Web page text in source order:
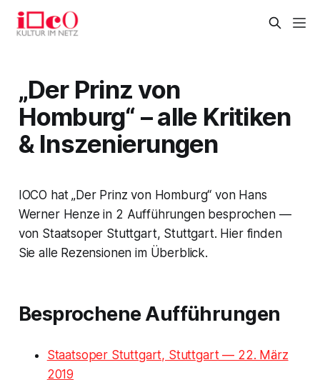
„Der Prinz von
Homburg“ – alle Kritiken
& Inszenierungen
IOCO hat „Der Prinz von Homburg“ von Hans
Werner Henze in 2 Aufführungen besprochen —
von Staatsoper Stuttgart, Stuttgart. Hier finden
Sie alle Rezensionen im Überblick.
Besprochene Aufführungen
Staatsoper Stuttgart, Stuttgart — 22. März
2019